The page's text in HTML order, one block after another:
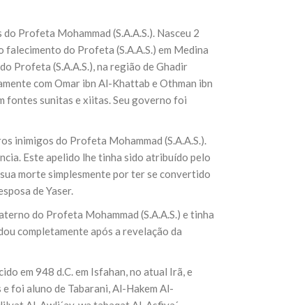
Profeta Mohammad (S.A.A.S.). Nasceu 2
do Profeta (S.A.A.S.) em Medina
Profeta (S.A.A.S.), na região de Ghadir
com Omar ibn Al-Khattab e Othman ibn
fontes sunitas e xiitas. Seu governo foi
inimigos do Profeta Mohammad (S.A.A.S.).
Este apelido lhe tinha sido atribuído pelo
morte simplesmente por ter se convertido
de Yaser.
do Profeta Mohammad (S.A.A.S.) e tinha
completamente após a revelação da
em 948 d.C. em Isfahan, no atual Irã, e
foi aluno de Tabarani, Al-Hakem Al-